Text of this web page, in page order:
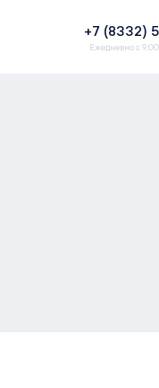
+7 (8332)
Ежедневно с